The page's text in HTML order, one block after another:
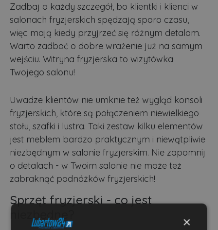
Zadbaj o każdy szczegół, bo klientki i klienci w
salonach fryzjerskich spędzają sporo czasu,
więc mają kiedy przyjrzeć się różnym detalom.
Warto zadbać o dobre wrażenie już na samym
wejściu. Witryna fryzjerska to wizytówka
Twojego salonu!
Uwadze klientów nie umknie też wygląd konsoli
fryzjerskich, które są połączeniem niewielkiego
stołu, szafki i lustra. Taki zestaw kilku elementów
jest meblem bardzo praktycznym i niewątpliwie
niezbędnym w salonie fryzjerskim. Nie zapomnij
o detalach - w Twoim salonie nie może też
zabraknąć podnóżków fryzjerskich!
Sprzęt fryzjerski-co jest
niezbędne?
×